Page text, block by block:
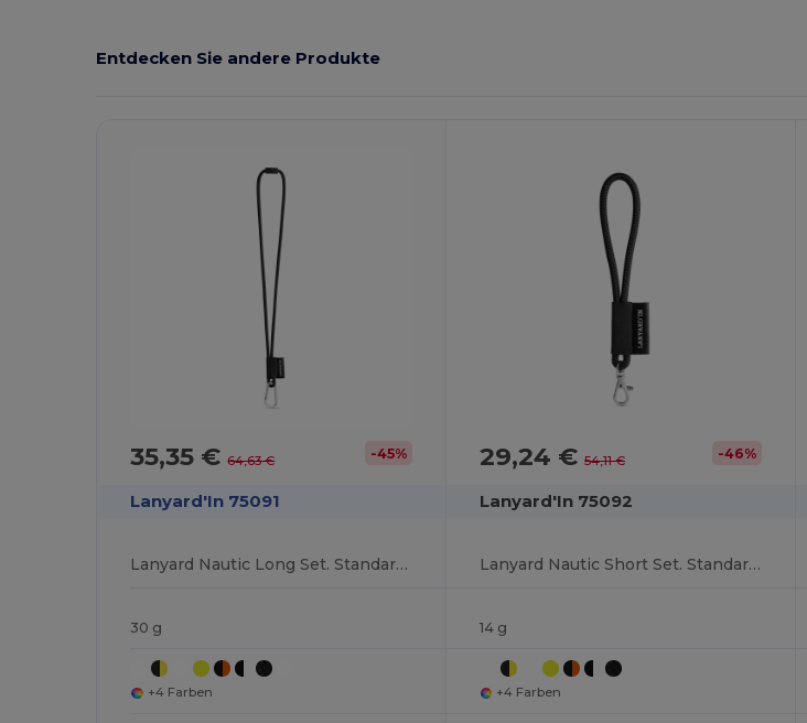
Entdecken Sie andere Produkte
35,35 €64,63 € -45%
Lanyard'In 75091
Lanyard Nautic Long Set. Standardmodelle
30 g
+4 Farben
29,24 € 54,11 € -46%
Lanyard'In 75092
Lanyard Nautic Short Set. Standardmodelle
14 g
+4 Farben